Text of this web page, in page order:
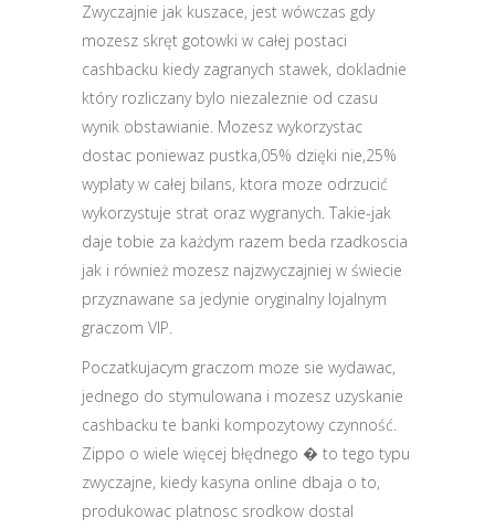
Zwyczajnie jak kuszace, jest wówczas gdy
mozesz skręt gotowki w całej postaci
cashbacku kiedy zagranych stawek, dokladnie
który rozliczany bylo niezaleznie od czasu
wynik obstawianie. Mozesz wykorzystac
dostac poniewaz pustka,05% dzięki nie,25%
wyplaty w całej bilans, ktora moze odrzucić
wykorzystuje strat oraz wygranych. Takie-jak
daje tobie za każdym razem beda rzadkoscia
jak i również mozesz najzwyczajniej w świecie
przyznawane sa jedynie oryginalny lojalnym
graczom VIP.
Poczatkujacym graczom moze sie wydawac,
jednego do stymulowana i mozesz uzyskanie
cashbacku te banki kompozytowy czynność.
Zippo o wiele więcej błędnego � to tego typu
zwyczajne, kiedy kasyna online dbaja o to,
produkowac platnosc srodkow dostal